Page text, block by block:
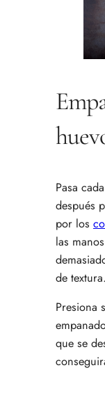
Pasa
después
por los
las
de textura.
Presiona
que se